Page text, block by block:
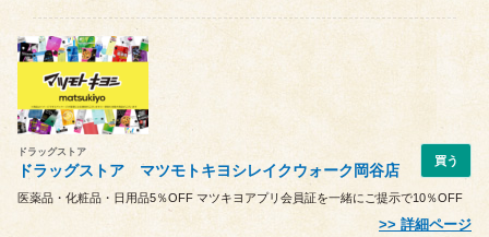
ドラッグストア
ドラッグストア マツモトキヨシレイクウォーク岡谷店
買う
医薬品・化粧品・日用品5％OFF マツキヨアプリ会員証を一緒にご提示で10％OFF
詳細ページ